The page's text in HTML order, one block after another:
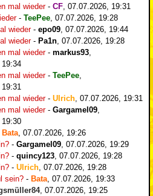
mal wieder- CF 07.07.2026, 19:31
- TeePee 07.07.2026, 19:28
wieder- epo09 07.07.2026, 19:44
wieder- Pa1n 07.07.2026, 19:28
mal wieder- markus93
mal wieder- TeePee
mal wieder- Ulrich 07.07.2026, 19:31
mal wieder- Gargamel09
Bata 07.07.2026, 19:26
- Gargamel09 07.07.2026, 19:29
- quincy123 07.07.2026, 19:28
- Ulrich 07.07.2026, 19:28
sein? - Bata 07.07.2026, 19:33
, 07.07.2026, 19:25